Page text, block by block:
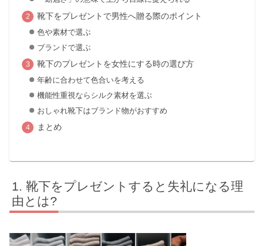
靴下をプレゼントで男性へ贈る際のポイント
色や素材で選ぶ
ブランドで選ぶ
靴下のプレゼントを女性にする時の選び方
年齢に合わせて色合いを考える
機能性重視ならシルク素材を選ぶ
おしゃれ靴下はブランド物がおすすめ
まとめ
靴下をプレゼントすると失礼になる理
由とは?